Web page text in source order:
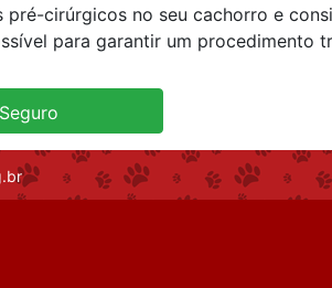
pré-cirúrgicos no seu cachorro e
para garantir um procedimento